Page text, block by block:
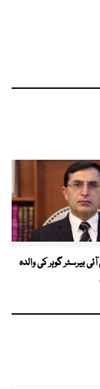
بیرسٹر گوہر کی والدہ